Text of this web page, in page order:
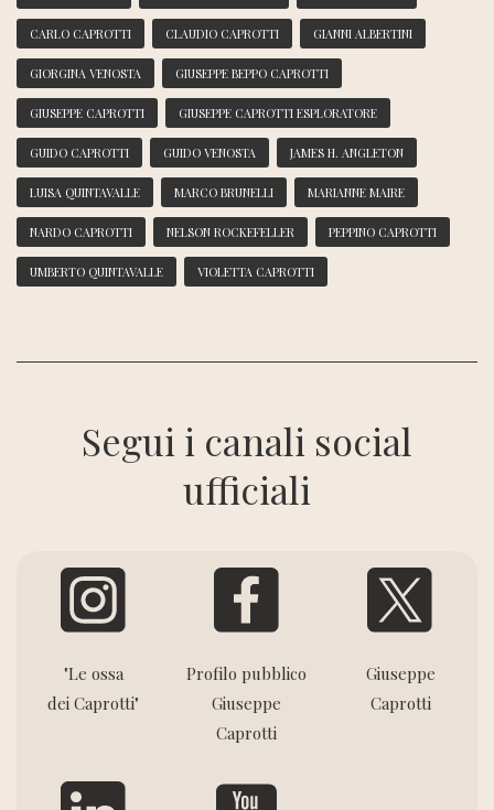
CARLO CAPROTTI CLAUDIO CAPROTTI GIANNI ALBERTINI
GIORGINA VENOSTA GIUSEPPE BEPPO CAPROTTI
GIUSEPPE CAPROTTI GIUSEPPE CAPROTTI ESPLORATORE
GUIDO CAPROTTI GUIDO VENOSTA JAMES H. ANGLETON
LUISA QUINTAVALLE MARCO BRUNELLI MARIANNE MAIRE
NARDO CAPROTTI NELSON ROCKEFELLER PEPPINO CAPROTTI
UMBERTO QUINTAVALLE VIOLETTA CAPROTTI
Segui i canali social
ufficiali
"Le ossa
dei Caprotti"
Profilo pubblico
Giuseppe
Caprotti
Giuseppe
Caprotti